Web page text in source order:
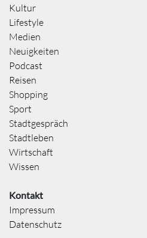
Kultur
Lifestyle
Medien
Neuigkeiten
Podcast
Reisen
Shopping
Sport
Stadtgespräch
Stadtleben
Wirtschaft
Wissen
Kontakt
Impressum
Datenschutz